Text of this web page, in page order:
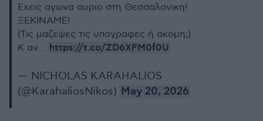
Εχεις αγωνα αυριο στη Θεσσαλονικη!
ΞΕΚΙΝΑΜΕ!
(Τις μαζεψες τις υπογραφες ή ακομη;)
Κ αν… https://t.co/ZD6XFM0f0U
— NICHOLAS KARAHALIOS
(@KarahaliosNikos) May 20, 2026